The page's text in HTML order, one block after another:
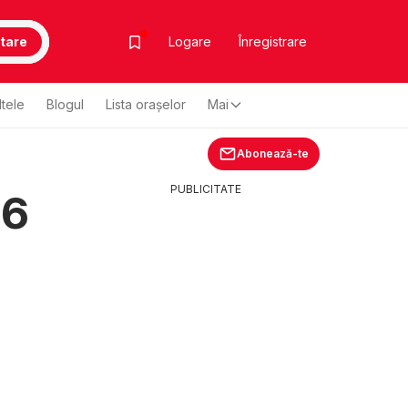
Logare Înregistrare
Blogul Lista oraşelor Mai
Abonează-te
PUBLICITATE